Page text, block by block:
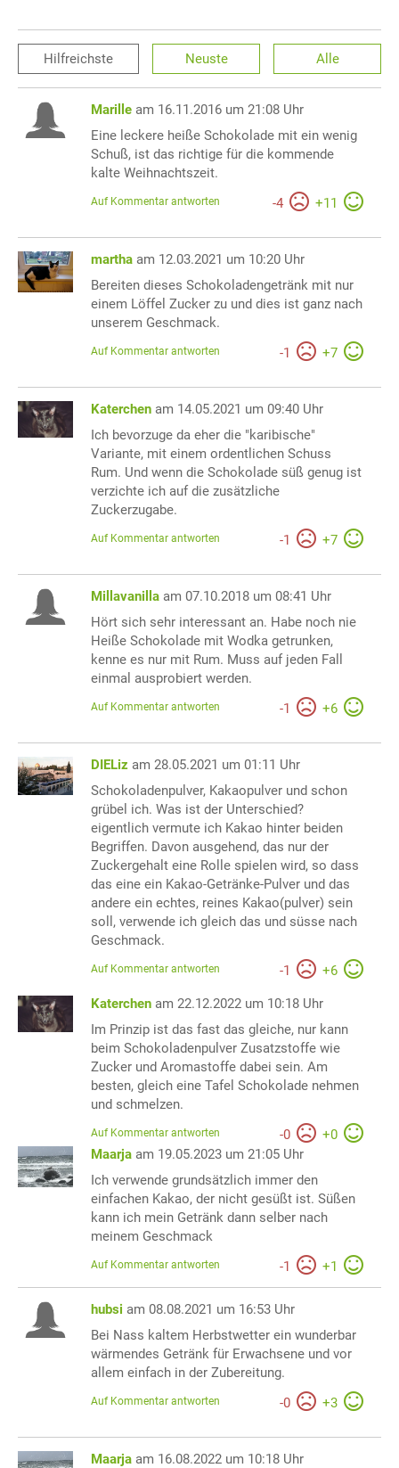
Hilfreichste Neuste Alle
Marille am 16.11.2016 um 21:08 Uhr
Eine leckere heiße Schokolade mit ein wenig
Schuß, ist das richtige für die kommende
kalte Weihnachtszeit.
-4 +11
Auf Kommentar antworten
martha am 12.03.2021 um 10:20 Uhr
Bereiten dieses Schokoladengetränk mit nur
einem Löffel Zucker zu und dies ist ganz nach
unserem Geschmack.
-1 +7
Auf Kommentar antworten
Katerchen am 14.05.2021 um 09:40 Uhr
Ich bevorzuge da eher die "karibische"
Variante, mit einem ordentlichen Schuss
Rum. Und wenn die Schokolade süß genug ist
verzichte ich auf die zusätzliche
Zuckerzugabe.
-1 +7
Auf Kommentar antworten
Millavanilla am 07.10.2018 um 08:41 Uhr
Hört sich sehr interessant an. Habe noch nie
Heiße Schokolade mit Wodka getrunken,
kenne es nur mit Rum. Muss auf jeden Fall
einmal ausprobiert werden.
-1 +6
Auf Kommentar antworten
DIELiz am 28.05.2021 um 01:11 Uhr
Schokoladenpulver, Kakaopulver und schon
grübel ich. Was ist der Unterschied?
eigentlich vermute ich Kakao hinter beiden
Begriffen. Davon ausgehend, das nur der
Zuckergehalt eine Rolle spielen wird, so dass
das eine ein Kakao-Getränke-Pulver und das
andere ein echtes, reines Kakao(pulver) sein
soll, verwende ich gleich das und süsse nach
Geschmack.
-1 +6
Auf Kommentar antworten
Katerchen am 22.12.2022 um 10:18 Uhr
Im Prinzip ist das fast das gleiche, nur kann
beim Schokoladenpulver Zusatzstoffe wie
Zucker und Aromastoffe dabei sein. Am
besten, gleich eine Tafel Schokolade nehmen
und schmelzen.
-0 +0
Auf Kommentar antworten
Maarja am 19.05.2023 um 21:05 Uhr
Ich verwende grundsätzlich immer den
einfachen Kakao, der nicht gesüßt ist. Süßen
kann ich mein Getränk dann selber nach
meinem Geschmack
-1 +1
Auf Kommentar antworten
hubsi am 08.08.2021 um 16:53 Uhr
Bei Nass kaltem Herbstwetter ein wunderbar
wärmendes Getränk für Erwachsene und vor
allem einfach in der Zubereitung.
-0 +3
Auf Kommentar antworten
Maarja am 16.08.2022 um 10:18 Uhr